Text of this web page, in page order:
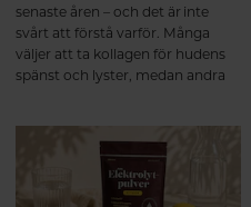
senaste åren – och det är inte
svårt att förstå varför. Många
väljer att ta kollagen för hudens
spänst och lyster, medan andra
Men något som ofta glöms bort i
diskussionen är att kollagen inte
handlar om snabba lösningar. För
att verkligen uppleva skillnad är